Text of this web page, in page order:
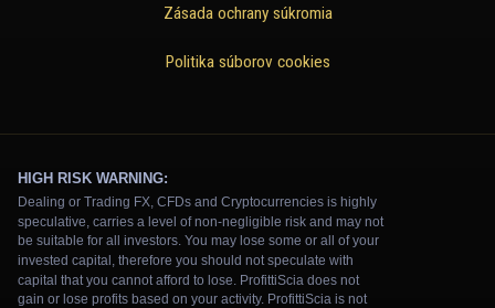
Zásada ochrany súkromia
Politika súborov cookies